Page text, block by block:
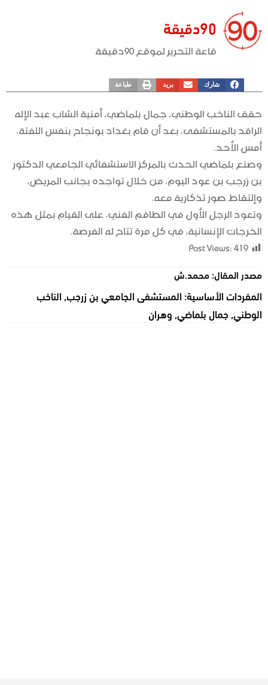
90دقيقة
قاعة التحرير لموقع 90دقيقة
شارك بريد طباعة
حقق الناخب الوطني، جمال بلماضي، أمنية الشاب عبد الإله
الراقد بالمستشفى، بعد أن قام بغداد بونجاح بنفس اللفتة،
أمس الأحد.
وصنع بلماضي الحدثبالمركز الاستشفائي الجامعي الدكتور
بن زرجب بن عود اليوم، من خلال تواجده بجانب المريض،
وإلتقاط صور تذكارية معه.
وتعود الرجل الأول في الطاقم الفني، على القيام بمثل هذه
الخرجات الإنسانية، في كل مرة تتاح له الفرصة.
Post Views:419
مصدر المقال: محمد.ش
المفردات الأساسية:المستشفى الجامعي بن زرجب,الناخب
الوطني,جمال بلماضي,وهران